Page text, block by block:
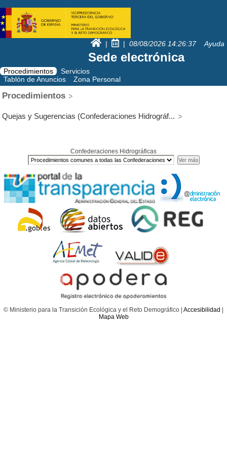
| | 08/08/2026 14:26:37 Ayuda
Sede electrónica
Procedimientos
Servicios
Tablón de Anuncios
Zona Personal
Procedimientos
Quejas y Sugerencias (Confederaciones Hidrográf...
Confederaciones Hidrográficas
© Ministerio para la Transición Ecológica y el Reto Demográfico | Accesibilidad
Mapa Web